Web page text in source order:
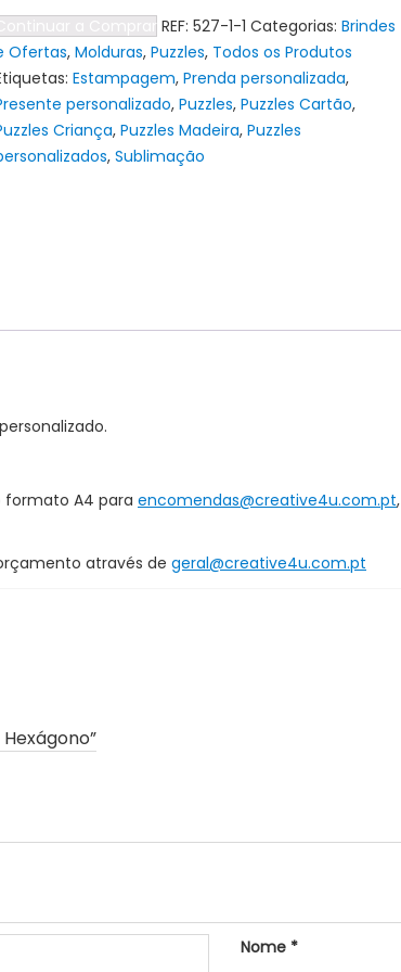
Continuar a Comprar REF: 527-1-1 Categorias: Brindes
Ofertas, Molduras, Puzzles, Todos os Produtos
Estampagem, Prenda personalizada,
personalizado, Puzzles, Puzzles Cartão,
Criança, Puzzles Madeira, Puzzles
, Sublimação
formato A4 para encomendas@creative4u.com.pt,
através de geral@creative4u.com.pt
Nome *